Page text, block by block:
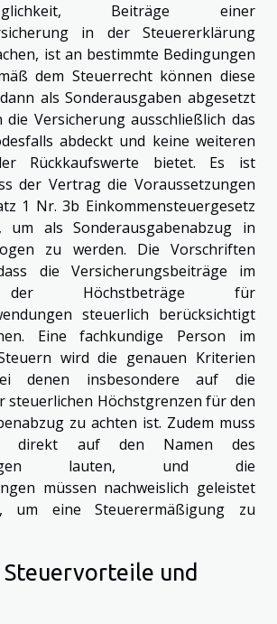
Beiträge einer
in der Steuererklärung
ist an bestimmte Bedingungen
dem Steuerrecht können diese
als Sonderausgaben abgesetzt
die Versicherung ausschließlich das
abdeckt und keine weiteren
Rückkaufswerte bietet. Es ist
der Vertrag die Voraussetzungen
1 Nr. 3b Einkommensteuergesetz
um als Sonderausgabenabzug in
zu werden. Die Vorschriften
die Versicherungsbeiträge im
der Höchstbeträge für
steuerlich berücksichtigt
Eine fachkundige Person im
wird die genauen Kriterien
denen insbesondere auf die
steuerlichen Höchstgrenzen für den
zu achten ist. Zudem muss
direkt auf den Namen des
lauten, und die
müssen nachweislich geleistet
um eine Steuerermäßigung zu
und